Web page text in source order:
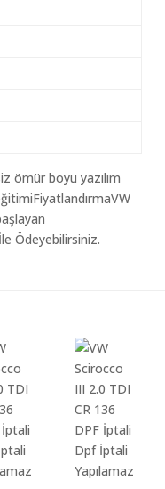
ömür boyu yazılım
Ödeyebilirsiniz.
Dpf İptali
Yapılamaz